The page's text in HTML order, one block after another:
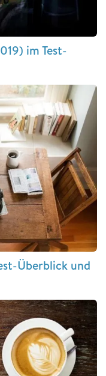
im Test-
Überblick und